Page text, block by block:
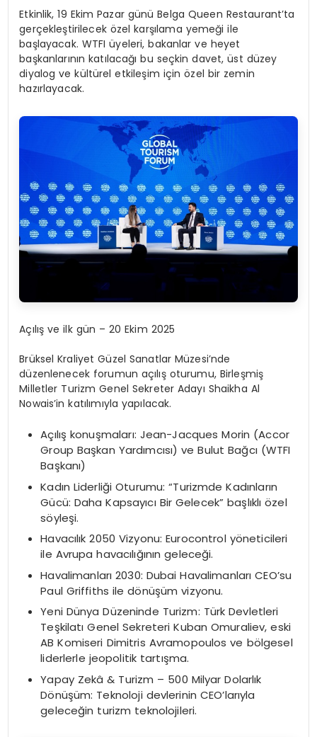
Etkinlik, 19 Ekim Pazar günü Belga Queen Restaurant’ta
gerçekleştirilecek özel karşılama yemeği ile
başlayacak. WTFI üyeleri, bakanlar ve heyet
başkanlarının katılacağı bu seçkin davet, üst düzey
diyalog ve kültürel etkileşim için özel bir zemin
hazırlayacak.
Açılış ve ilk gün – 20 Ekim 2025
Brüksel Kraliyet Güzel Sanatlar Müzesi’nde
düzenlenecek forumun açılış oturumu, Birleşmiş
Milletler Turizm Genel Sekreter Adayı Shaikha Al
Nowais’in katılımıyla yapılacak.
Açılış konuşmaları: Jean-Jacques Morin (Accor
Group Başkan Yardımcısı) ve Bulut Bağcı (WTFI
Başkanı)
Kadın Liderliği Oturumu: “Turizmde Kadınların
Gücü: Daha Kapsayıcı Bir Gelecek” başlıklı özel
söyleşi.
Havacılık 2050 Vizyonu: Eurocontrol yöneticileri
ile Avrupa havacılığının geleceği.
Havalimanları 2030: Dubai Havalimanları CEO’su
Paul Griffiths ile dönüşüm vizyonu.
Yeni Dünya Düzeninde Turizm: Türk Devletleri
Teşkilatı Genel Sekreteri Kuban Omuraliev, eski
AB Komiseri Dimitris Avramopoulos ve bölgesel
liderlerle jeopolitik tartışma.
Yapay Zekâ & Turizm – 500 Milyar Dolarlık
Dönüşüm: Teknoloji devlerinin CEO’larıyla
geleceğin turizm teknolojileri.